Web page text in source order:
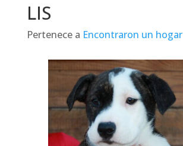
LIS
Pertenece a Encontraron un hogar